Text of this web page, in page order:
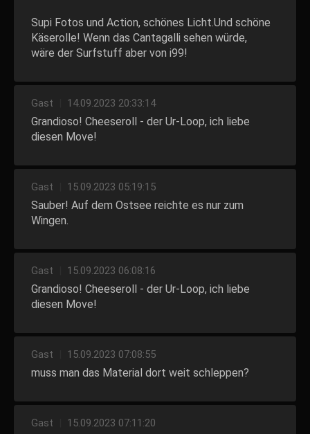
Supi Fotos und Action, schönes Licht.Und schöne
Käserolle! Wenn das Cantagalli sehen würde,
wäre der Surfstuff aber von i99!
Gast 14.09.2023 20:33:14
Grandioso! Cheeseroll - der Ur-Loop, ich liebe
diesen Move!
Gast 15.09.2023 05:19:15
Sauber! Auf dem Ostsee reichte es nur zum
Wingen.
Gast 15.09.2023 06:08:16
Grandioso! Cheeseroll - der Ur-Loop, ich liebe
diesen Move!
Gast 15.09.2023 07:08:55
muss man das Material dort weit schleppen?
Gast 15.09.2023 07:11:20